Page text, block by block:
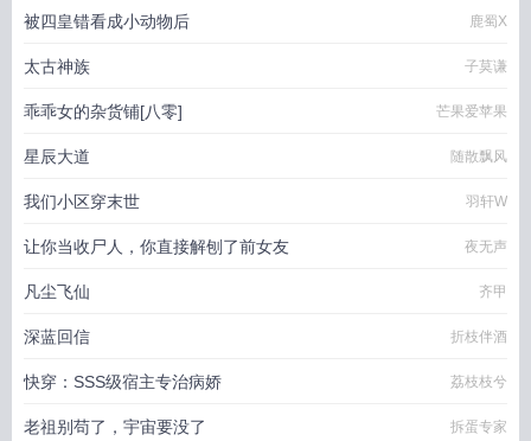
被四皇错看成小动物后 鹿蜀X
太古神族 子莫谦
乖乖女的杂货铺[八零] 芒果爱苹果
星辰大道 随散飘风
我们小区穿末世 羽轩W
让你当收尸人，你直接解刨了前女友 夜无声
凡尘飞仙 齐甲
深蓝回信 折枝伴酒
快穿：SSS级宿主专治病娇 荔枝枝兮
老祖别苟了，宇宙要没了 拆蛋专家